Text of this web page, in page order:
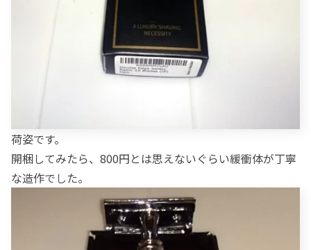
荷姿です。
開梱してみたら、800円とは思えないぐらい緩衝体が丁寧
な造作でした。